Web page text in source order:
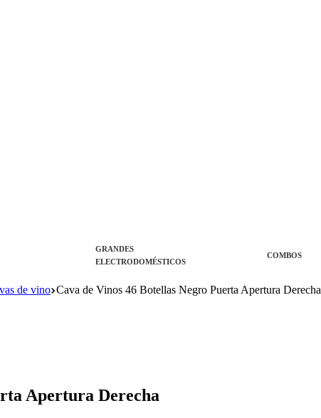
GRANDES
ELECTRODOMÉSTICOS
COMBOS
de vino Cava de Vinos 46 Botellas Negro Puerta Apertura Derecha
Apertura Derecha